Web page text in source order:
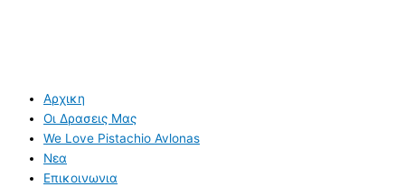
Αρχικη
Οι Δρασεις Μας
We Love Pistachio Avlonas
Νεα
Επικοινωνια